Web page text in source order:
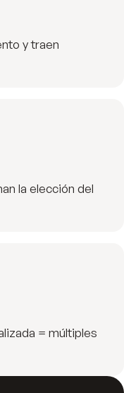
y traen
la elección del
= múltiples